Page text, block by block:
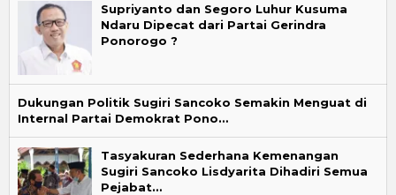
Supriyanto dan Segoro Luhur Kusuma
Ndaru Dipecat dari Partai Gerindra
Ponorogo ?
Dukungan Politik Sugiri Sancoko Semakin Menguat di
Internal Partai Demokrat Pono…
Tasyakuran Sederhana Kemenangan
Sugiri Sancoko Lisdyarita Dihadiri Semua
Pejabat…